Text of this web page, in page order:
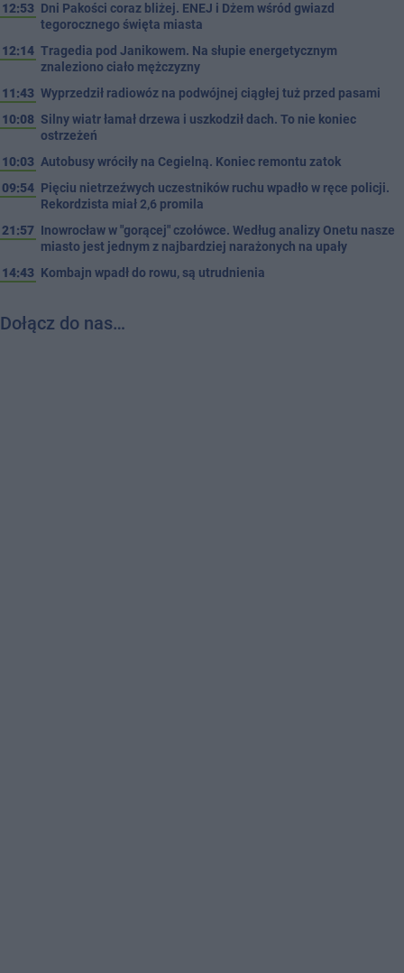
12:53 Dni Pakości coraz bliżej. ENEJ i Dżem wśród gwiazd
tegorocznego święta miasta
12:14 Tragedia pod Janikowem. Na słupie energetycznym
znaleziono ciało mężczyzny
11:43 Wyprzedził radiowóz na podwójnej ciągłej tuż przed pasami
10:08 Silny wiatr łamał drzewa i uszkodził dach. To nie koniec
ostrzeżeń
10:03 Autobusy wróciły na Cegielną. Koniec remontu zatok
09:54 Pięciu nietrzeźwych uczestników ruchu wpadło w ręce policji.
Rekordzista miał 2,6 promila
21:57 Inowrocław w "gorącej" czołówce. Według analizy Onetu nasze
miasto jest jednym z najbardziej narażonych na upały
14:43 Kombajn wpadł do rowu, są utrudnienia
Dołącz do nas…